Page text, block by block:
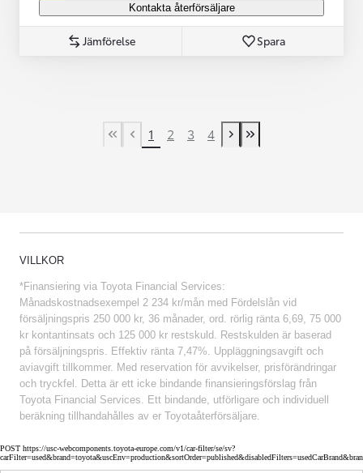
Kontakta återförsäljare
Jämförelse Spara
First Page
Previous page
1 2 3 4
Next page
Last Page
VILLKOR
*Finansiering via Toyota Financial Services:
Månadskostnadsexempel 2 234 kr/mån med Fördelslån vid
försäljningspris 250 000 kr, 36 månader, ord. rörlig ränta 6,69, 75 000
kr kontantinsats och 125 000 kr restskuld. Restskulden är baserad
på försäljningspris. Effektiv ränta 7,47%. Uppläggningsavgift och
aviavgift tillkommer. Med reservation för avvikelser, prisförändringar
och tryckfel. Detta är ett icke bindande finansieringsförslag från
Toyota Financial Services. Ett bindande, utförligare och individuell
beräkning tillhandahålles av er Toyotaåterförsäljare.
POST https://usc-webcomponents.toyota-europe.com/v1/car-filter/se/sv?